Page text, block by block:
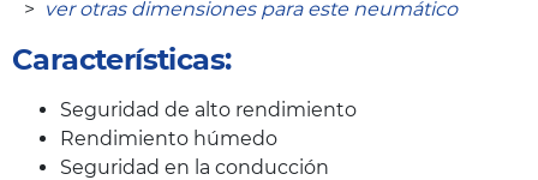
> ver otras dimensiones para este neumático
Características:
Seguridad de alto rendimiento
Rendimiento húmedo
Seguridad en la conducción